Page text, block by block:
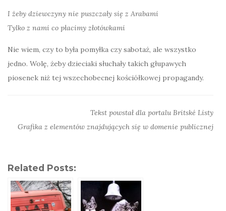
I żeby dziewczyny nie puszczały się z Arabami
Tylko z nami co płacimy złotówkami
Nie wiem, czy to była pomyłka czy sabotaż, ale wszystko
jedno. Wolę, żeby dzieciaki słuchały takich głupawych
piosenek niż tej wszechobecnej kościółkowej propagandy.
Tekst powstał dla portalu Britské Listy
Grafika z elementów znajdujących się w domenie publicznej
Related Posts: